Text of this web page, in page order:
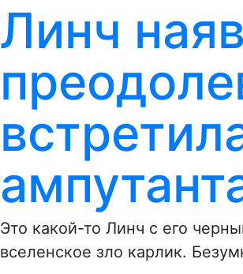
Линч
Это какой-то Линч с его
вселенское зло карлик.